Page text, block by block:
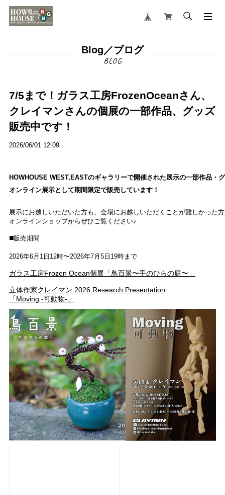
Blog／ブログ
7/5まで！ガラス工房FrozenOceanさん、
クレイマンさんの個展の一部作品、グッズ
販売中です！
2026/06/01 12:09
HOWHOUSE WEST,EASTのギャラリーで開催された展示の一部作品・
オンライン展示として期間限定で販売しています！
展示にお越しいただいた方も、会場にお越しいただくことが難しかった
オンラインショップからぜひご覧ください♪
◼️販売期間
2026年6月1日12時〜2026年7月5日19時まで
ガラス工房Frozen Ocean個展 「鳥百景〜手のひらの庭〜」
立体作家クレイマン 2026 Research Presentation
「Moving -可動物-」